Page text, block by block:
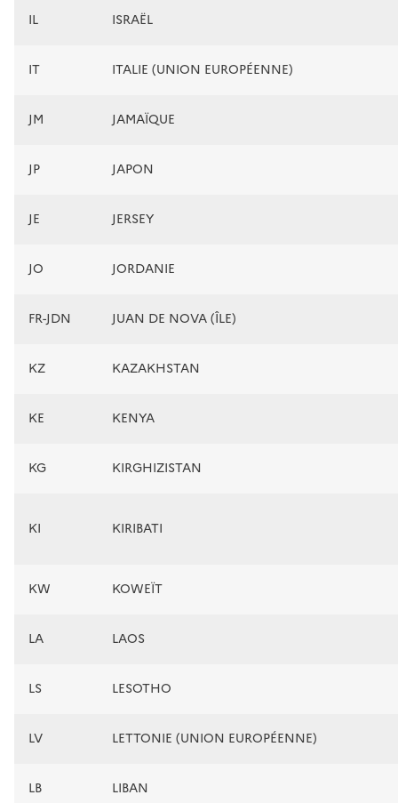
IL ISRAËL
IT ITALIE (UNION EUROPÉENNE)
JM JAMAÏQUE
JP JAPON
JE JERSEY
JO JORDANIE
FR-JDN JUAN DE NOVA (ÎLE)
KZ KAZAKHSTAN
KE KENYA
KG KIRGHIZISTAN
KI KIRIBATI
KW KOWEÏT
LA LAOS
LS LESOTHO
LV LETTONIE (UNION EUROPÉENNE)
LB LIBAN